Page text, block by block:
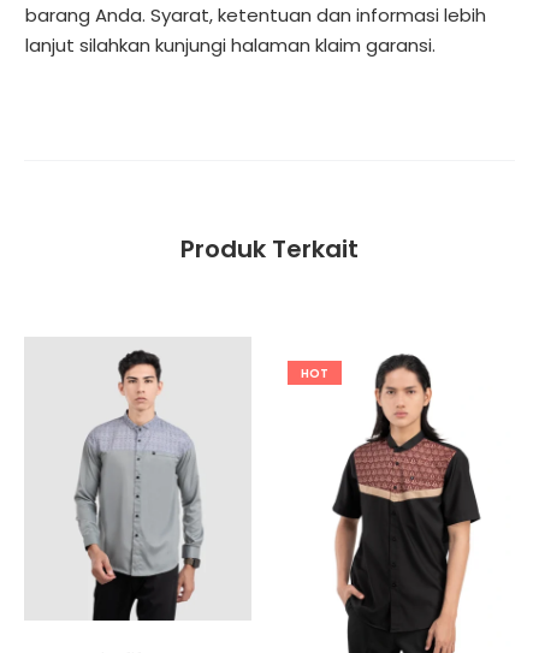
barang Anda. Syarat, ketentuan dan informasi lebih
lanjut silahkan kunjungi halaman klaim garansi.
Produk Terkait
HOT